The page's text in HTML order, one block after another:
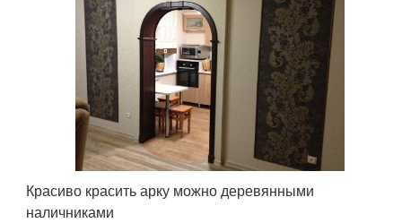
Красиво красить арку можно деревянными
наличниками